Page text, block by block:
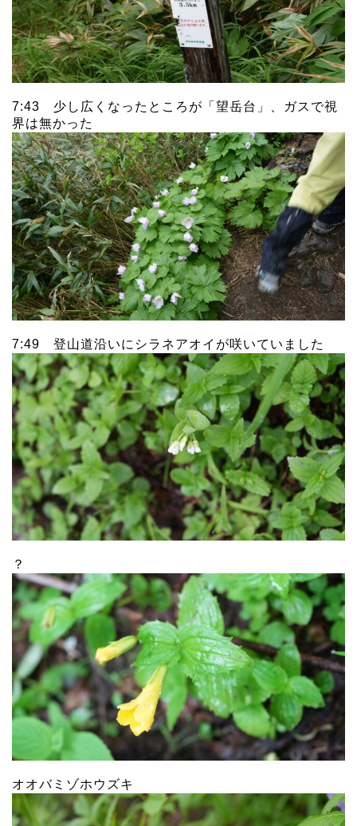
7:43 少し広くなったところが「望岳台」、ガスで視
界は無かった
7:49 登山道沿いにシラネアオイが咲いていました
？
オオバミゾホウズキ